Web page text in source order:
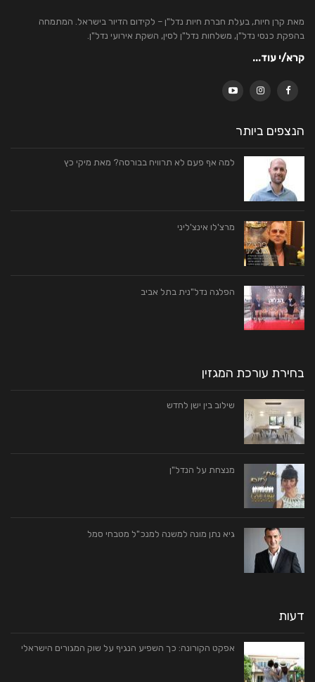
מאת קרן חיות, בעלת חברת חיות נדל"ן – לקידום הדיור בישראל. המתמחה
בהפקת כנסי נדל"ן, משלחות נדל"ן לסין, השקת אירועי נדל"ן.
קרא/י עוד...
הנצפים ביותר
למה‭ ‬אף‭ ‬פעם לא‭ ‬תרוויח בבורסה‭?‬ מאת‭ ‬מיקי‭ ‬כץ
מרצ'לו אינצ'ליני
הפלגה נדל"נית בתל אביב
בחירת עורכת המגזין
שילוב בין ישן לחדש
מנצחת על הנדל"ן
גיא נתן מונה למשנה למנכ"ל מטבחי סמל
דעות
אפקט הקורונה: כך השפיע הנגיף על שוק המגורים הישראלי